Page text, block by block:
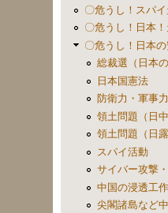
〇危うし！スパ
〇危うし！日本
〇危うし！日本
総裁選（日本
日本国憲法
防衛力・軍事力
領土問題（日中
領土問題（日露
スパイ活動
サイバー攻撃
中国の浸透工作
尖閣諸島など